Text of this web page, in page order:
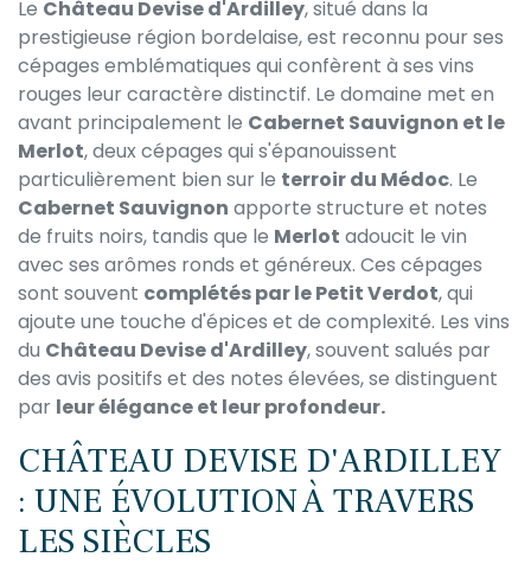
Le Château Devise d'Ardilley, situé dans la
prestigieuse région bordelaise, est reconnu pour ses
cépages emblématiques qui confèrent à ses vins
rouges leur caractère distinctif. Le domaine met en
avant principalement le Cabernet Sauvignon et le
Merlot, deux cépages qui s'épanouissent
particulièrement bien sur le terroir du Médoc. Le
Cabernet Sauvignon apporte structure et notes
de fruits noirs, tandis que le Merlot adoucit le vin
avec ses arômes ronds et généreux. Ces cépages
sont souvent complétés par le Petit Verdot, qui
ajoute une touche d'épices et de complexité. Les vins
du Château Devise d'Ardilley, souvent salués par
des avis positifs et des notes élevées, se distinguent
par leur élégance et leur profondeur.
CHÂTEAU DEVISE D'ARDILLEY
: UNE ÉVOLUTION À TRAVERS
LES SIÈCLES